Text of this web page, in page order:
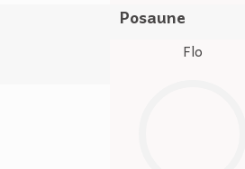
Posaune
Flo